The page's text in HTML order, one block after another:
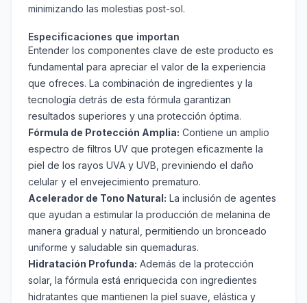
minimizando las molestias post-sol.
Especificaciones que importan
Entender los componentes clave de este producto es
fundamental para apreciar el valor de la experiencia
que ofreces. La combinación de ingredientes y la
tecnología detrás de esta fórmula garantizan
resultados superiores y una protección óptima.
Fórmula de Protección Amplia: Contiene un amplio
espectro de filtros UV que protegen eficazmente la
piel de los rayos UVA y UVB, previniendo el daño
celular y el envejecimiento prematuro.
Acelerador de Tono Natural: La inclusión de agentes
que ayudan a estimular la producción de melanina de
manera gradual y natural, permitiendo un bronceado
uniforme y saludable sin quemaduras.
Hidratación Profunda: Además de la protección
solar, la fórmula está enriquecida con ingredientes
hidratantes que mantienen la piel suave, elástica y